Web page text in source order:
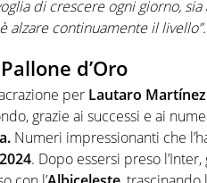
di crescere ogni giorno, sia
alzare continuamente il livello”.
d’Oro
per Lautaro Martínez
grazie ai successi e ai
Numeri impressionanti che
. Dopo essersi preso